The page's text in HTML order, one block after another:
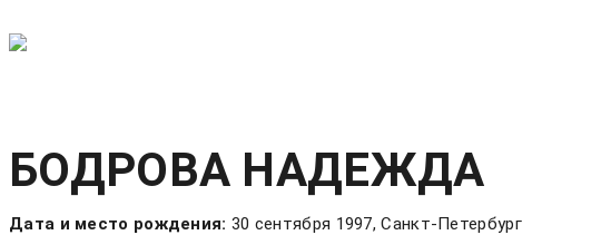
БОДРОВА НАДЕЖДА
Дата и место рождения: 30 сентября 1997, Санкт-Петербург